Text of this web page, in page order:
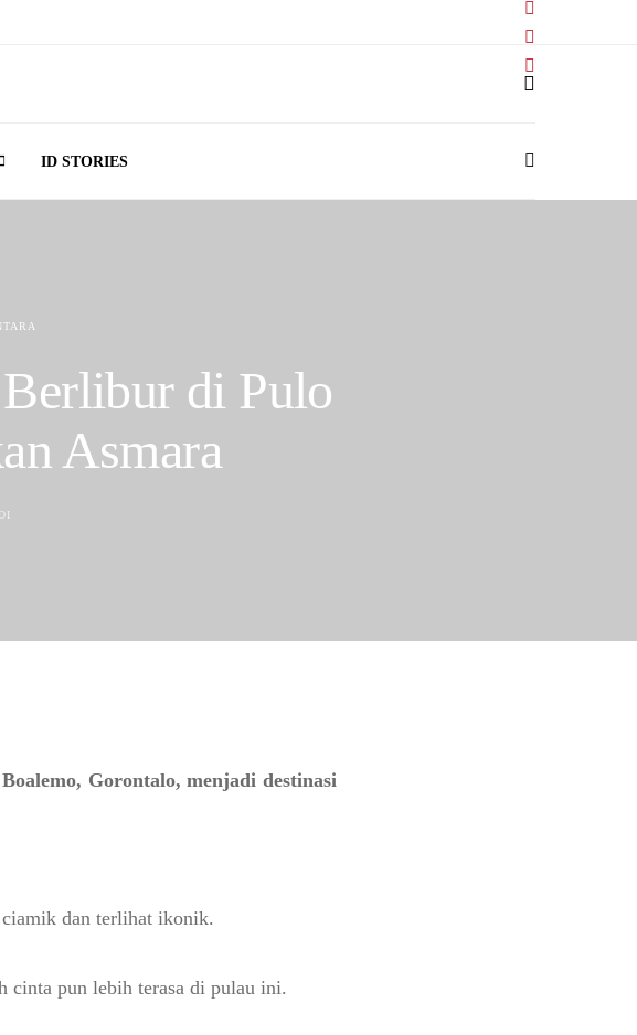
ID STORIES
di Pulo
Asmara
Gorontalo, menjadi destinasi
ciamik dan terlihat ikonik.
cinta pun lebih terasa di pulau ini.